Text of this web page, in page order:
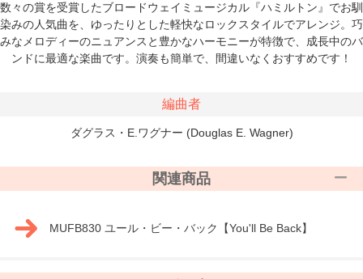
数々の賞を受賞したブロードウェイミュージカル『ハミルトン』でお馴
染みの人気曲を、ゆったりとした軽快なロックスタイルでアレンジ。巧
みなメロディーのニュアンスと豊かなハーモニーが特徴で、成長中のバ
ンドに最適な楽曲です。演奏も簡単で、間違いなくおすすめです！
編曲者
ダグラス・E.ワグナー (Douglas E. Wagner)
関連商品
MUFB830 ユール・ビー・バック【You'll Be Back】